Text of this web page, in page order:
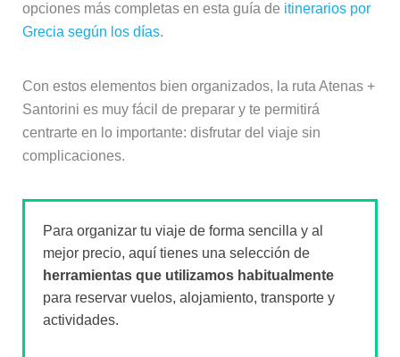
opciones más completas en esta guía de itinerarios por
Grecia según los días.
Con estos elementos bien organizados, la ruta Atenas +
Santorini es muy fácil de preparar y te permitirá
centrarte en lo importante: disfrutar del viaje sin
complicaciones.
Para organizar tu viaje de forma sencilla y al
mejor precio, aquí tienes una selección de
herramientas que utilizamos habitualmente
para reservar vuelos, alojamiento, transporte y
actividades.